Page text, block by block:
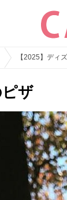
【2025】ディ
ザ